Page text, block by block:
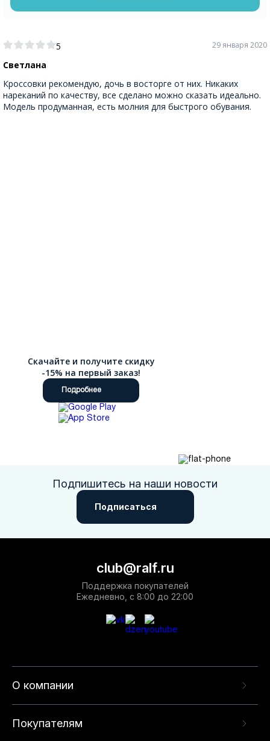
5
Светлана
29 января 2020
Кроссовки рекомендую, дочь в восторге от них. Никаких
нареканий по качеству, все сделано можно сказать идеально.
Модель продуманная, есть молния для быстрого обувания.
Скачайте и получите скидку
-15% на первый заказ!
Подробнее
Подпишитесь на наши новости
Подписаться
О компании
Покупателям
club@ralf.ru
Поддержка покупателей
Ежедневно, с 8:00 до 22:00